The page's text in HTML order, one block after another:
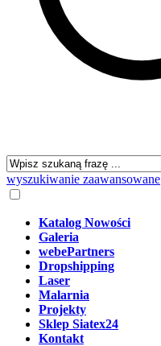
wyszukiwanie zaawansowane
Katalog Nowości
Galeria
webePartners
Dropshipping
Laser
Malarnia
Projekty
Sklep Siatex24
Kontakt